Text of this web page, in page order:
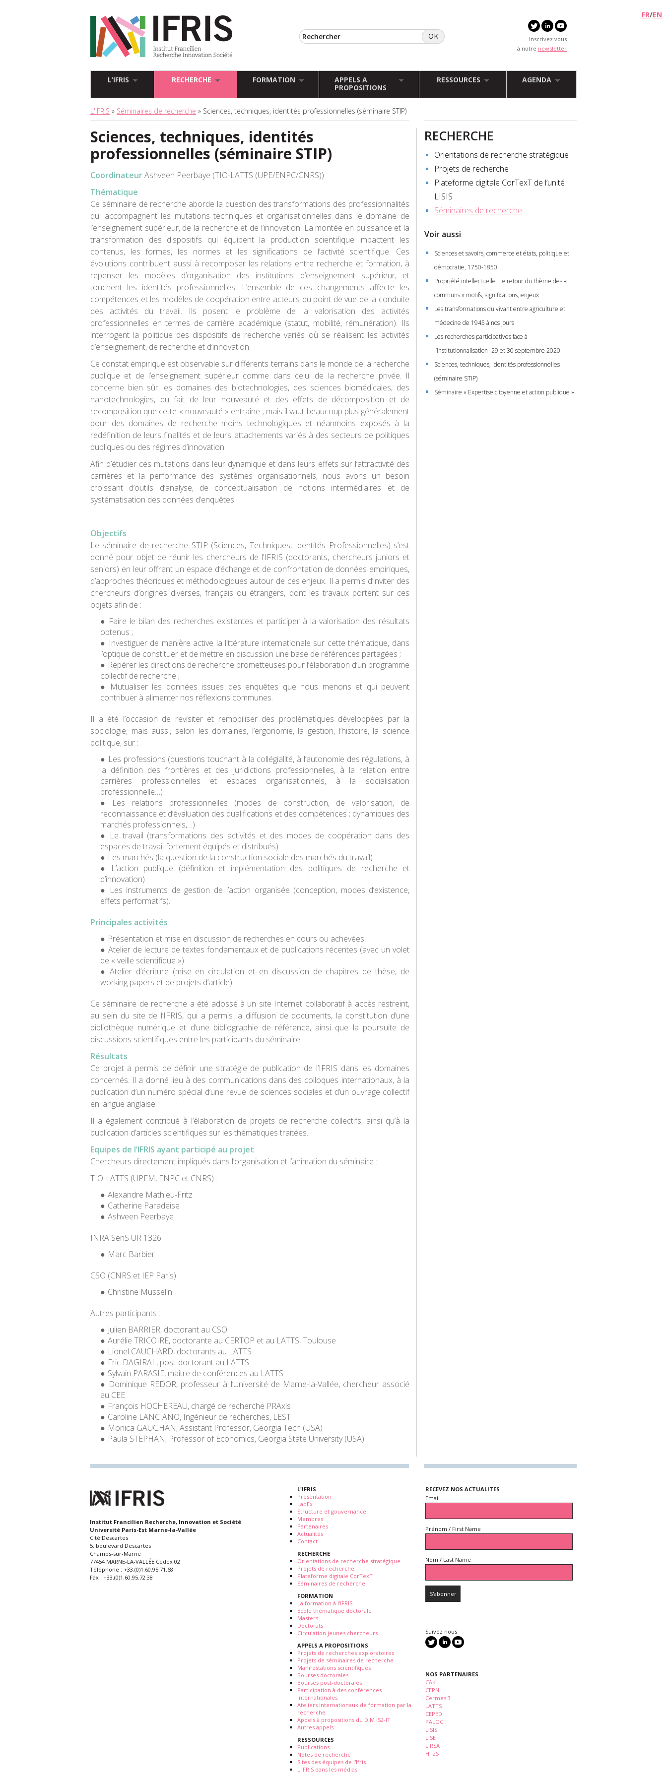
Inscrivez vous
à notre newsletter
FR/EN
L’IFRIS RECHERCHE FORMATION
APPELS A
PROPOSITIONS
RESSOURCES AGENDA
L'IFRIS » Séminaires de recherche » Sciences, techniques, identités professionnelles (séminaire STIP)
Sciences, techniques, identités
professionnelles (séminaire STIP)
CoordinateurAshveen Peerbaye (TIO-LATTS (UPE/ENPC/CNRS))
Thématique
Ce séminaire de recherche aborde la question des transformations des professionnalités
qui accompagnent les mutations techniques et organisationnelles dans le domaine de
l’enseignement supérieur, de la recherche et de l’innovation. La montée en puissance et la
transformation des dispositifs qui équipent la production scientifique impactent les
contenus, les formes, les normes et les significations de l’activité scientifique. Ces
évolutions contribuent aussi à recomposer les relations entre recherche et formation, à
repenser les modèles d’organisation des institutions d’enseignement supérieur, et
touchent les identités professionnelles. L’ensemble de ces changements affecte les
compétences et les modèles de coopération entre acteurs du point de vue de la conduite
des activités du travail. Ils posent le problème de la valorisation des activités
professionnelles en termes de carrière académique (statut, mobilité, rémunération). Ils
interrogent la politique des dispositifs de recherche variés où se réalisent les activités
d’enseignement, de recherche et d’innovation.
Ce constat empirique est observable sur différents terrains dans le monde de la recherche
publique et de l’enseignement supérieur comme dans celui de la recherche privée. Il
concerne bien sûr les domaines des biotechnologies, des sciences biomédicales, des
nanotechnologies, du fait de leur nouveauté et des effets de décomposition et de
recomposition que cette « nouveauté » entraîne ; mais il vaut beaucoup plus généralement
pour des domaines de recherche moins technologiques et néanmoins exposés à la
redéfinition de leurs finalités et de leurs attachements variés à des secteurs de politiques
publiques ou des régimes d’innovation.
Afin d’étudier ces mutations dans leur dynamique et dans leurs effets sur l’attractivité des
carrières et la performance des systèmes organisationnels, nous avons un besoin
croissant d’outils d’analyse, de conceptualisation de notions intermédiaires et de
systématisation des données d’enquêtes.
Objectifs
Le séminaire de recherche STIP (Sciences, Techniques, Identités Professionnelles) s’est
donné pour objet de réunir les chercheurs de l’IFRIS (doctorants, chercheurs juniors et
seniors) en leur offrant un espace d’échange et de confrontation de données empiriques,
d’approches théoriques et méthodologiques autour de ces enjeux. Il a permis d’inviter des
chercheurs d’origines diverses, français ou étrangers, dont les travaux portent sur ces
objets afin de :
Faire le bilan des recherches existantes et participer à la valorisation des résultats
obtenus ;
Investiguer de manière active la littérature internationale sur cette thématique, dans
l’optique de constituer et de mettre en discussion une base de références partagées ;
Repérer les directions de recherche prometteuses pour l’élaboration d’un programme
collectif de recherche ;
Mutualiser les données issues des enquêtes que nous menons et qui peuvent
contribuer à alimenter nos réflexions communes.
Il a été l’occasion de revisiter et remobiliser des problématiques développées par la
sociologie, mais aussi, selon les domaines, l’ergonomie, la gestion, l’histoire, la science
politique, sur :
Les professions (questions touchant à la collégialité, à l’autonomie des régulations, à
la définition des frontières et des juridictions professionnelles, à la relation entre
carrières professionnelles et espaces organisationnels, à la socialisation
professionnelle…)
Les relations professionnelles (modes de construction, de valorisation, de
reconnaissance et d’évaluation des qualifications et des compétences ; dynamiques des
marchés professionnels,…)
Le travail (transformations des activités et des modes de coopération dans des
espaces de travail fortement équipés et distribués)
Les marchés (la question de la construction sociale des marchés du travail)
L’action publique (définition et implémentation des politiques de recherche et
d’innovation)
Les instruments de gestion de l’action organisée (conception, modes d’existence,
effets performatifs).
Principales activités
Présentation et mise en discussion de recherches en cours ou achevées
Atelier de lecture de textes fondamentaux et de publications récentes (avec un volet
de « veille scientifique »)
Atelier d’écriture (mise en circulation et en discussion de chapitres de thèse, de
working papers et de projets d’article)
Ce séminaire de recherche a été adossé à un site Internet collaboratif à accès restreint,
au sein du site de l’IFRIS, qui a permis la diffusion de documents, la constitution d’une
bibliothèque numérique et d’une bibliographie de référence, ainsi que la poursuite de
discussions scientifiques entre les participants du séminaire.
Résultats
Ce projet a permis de définir une stratégie de publication de l’IFRIS dans les domaines
concernés. Il a donné lieu à des communications dans des colloques internationaux, à la
publication d’un numéro spécial d’une revue de sciences sociales et d’un ouvrage collectif
en langue anglaise.
Il a également contribué à l’élaboration de projets de recherche collectifs, ainsi qu’à la
publication d’articles scientifiques sur les thématiques traitées.
Equipes de l’IFRIS ayant participé au projet
Chercheurs directement impliqués dans l’organisation et l’animation du séminaire :
TIO-LATTS (UPEM, ENPC et CNRS) :
Alexandre Mathieu-Fritz
Catherine Paradeise
Ashveen Peerbaye
INRA SenS UR 1326 :
Marc Barbier
CSO (CNRS et IEP Paris) :
Christine Musselin
Autres participants :
Julien BARRIER, doctorant au CSO
Aurélie TRICOIRE, doctorante au CERTOP et au LATTS, Toulouse
Lionel CAUCHARD, doctorants au LATTS
Eric DAGIRAL, post-doctorant au LATTS
Sylvain PARASIE, maître de conférences au LATTS
Dominique REDOR, professeur à l’Université de Marne-la-Vallée, chercheur associé
au CEE
François HOCHEREAU, chargé de recherche PRAxis
Caroline LANCIANO, Ingénieur de recherches, LEST
Monica GAUGHAN, Assistant Professor, Georgia Tech (USA)
Paula STEPHAN, Professor of Economics, Georgia State University (USA)
RECHERCHE
Orientations de recherche stratégique
Projets de recherche
Plateforme digitale CorTexT de l’unité
LISIS
Séminaires de recherche
Voir aussi
Sciences et savoirs, commerce et états, politique et
démocratie, 1750-1850
Propriété intellectuelle : le retour du thème des «
communs » motifs, significations, enjeux
Les transformations du vivant entre agriculture et
médecine de 1945 à nos jours
Les recherches participatives face à
l’institutionnalisation- 29 et 30 septembre 2020
Sciences, techniques, identités professionnelles
(séminaire STIP)
Séminaire « Expertise citoyenne et action publique »
Institut Francilien Recherche, Innovation et Société
Université Paris-Est Marne-la-Vallée
Cité Descartes
5, boulevard Descartes
Champs-sur-Marne
77454 MARNE-LA-VALLÉE Cedex 02
Téléphone : +33.(0)1.60.95.71.68
Fax : +33.(0)1.60.95.72.38
L'IFRIS
Présentation
LabEx
Structure et gouvernance
Membres
Partenaires
Actualités
Contact
RECHERCHE
Orientations de recherche stratégique
Projets de recherche
Plateforme digitale CorTexT
Séminaires de recherche
FORMATION
La formation à l'IFRIS
Ecole thématique doctorale
Masters
Doctorats
Circulation jeunes chercheurs
APPELS A PROPOSITIONS
Projets de recherches exploratoires
Projets de séminaires de recherche
Manifestations scientifiques
Bourses doctorales
Bourses post-doctorales
Participation à des conférences
internationales
Ateliers internationaux de formation par la
recherche
Appels à propositions du DIM IS2-IT
Autres appels
RESSOURCES
Publications
Notes de recherche
Sites des équipes de l'Ifris
L'IFRIS dans les médias
RECEVEZ NOS ACTUALITES
Email
Prénom / First Name
Nom / Last Name
Suivez nous
NOS PARTENAIRES
CAK
CEPN
Cermes 3
LATTS
CEPED
PALOC
LISIS
LISE
LIRSA
HT2S